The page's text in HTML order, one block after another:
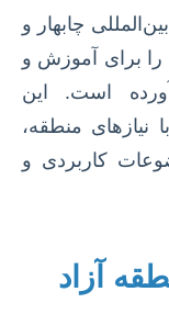
چابهار و
را برای آموزش و
است. این
نیازهای منطقه،
کاربردی و
آزاد